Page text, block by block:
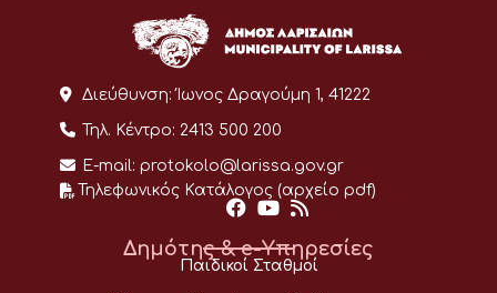
Διεύθυνση: Ίωνος Δραγούμη 1, 41222
Τηλ. Κέντρο: 2413 500 200
E-mail: protokolo@larissa.gov.gr
Τηλεφωνικός Κατάλογος (αρχείο pdf)
Δημότης & e-Υπηρεσίες
Παιδικοί Σταθμοί